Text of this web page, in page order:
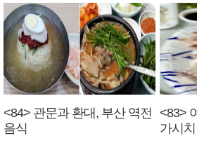
<84> 관문과 환대, 부산 역전
음식
<83>
가시치